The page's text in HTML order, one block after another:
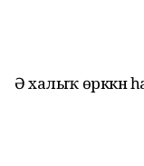
Ә халыҡ өрккән